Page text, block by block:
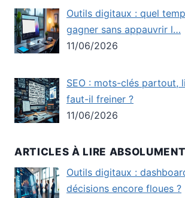
Outils digitaux : quel
gagner sans appauvrir l…
11/06/2026
SEO : mots-clés partout,
faut-il freiner ?
11/06/2026
ARTICLES À LIRE
Outils digitaux :
décisions encore floues ?